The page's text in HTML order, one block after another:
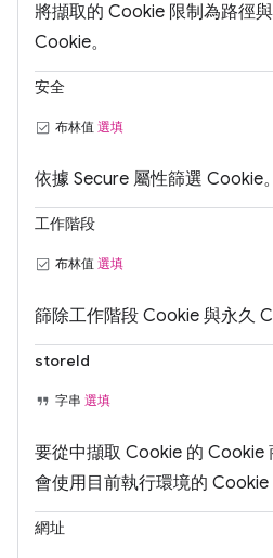
將擷取的 Cookie 限制為路徑
Cookie。
安全
布林值 選填
依據 Secure 屬性篩選 Cookie。
工作階段
布林值 選填
篩除工作階段 Cookie 與永久
storeId
字串 選填
要從中擷取 Cookie 的 Cookie
會使用目前執行環境的 Cookie
網址